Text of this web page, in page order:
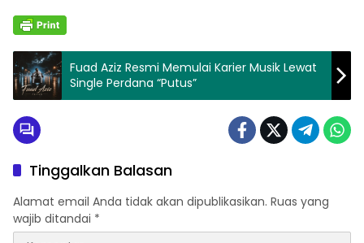
Fuad Aziz Resmi Memulai Karier Musik Lewat
Single Perdana “Putus”
Tinggalkan Balasan
Alamat email Anda tidak akan dipublikasikan. Ruas yang
wajib ditandai *